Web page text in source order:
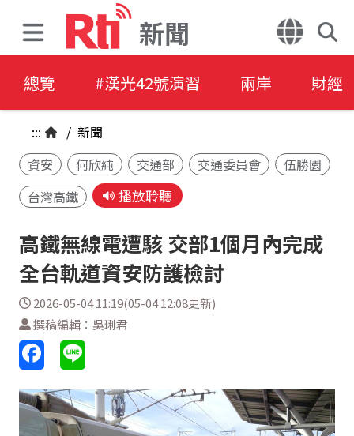
新聞
總覽 #漢光42號演習 兩岸 財經
::: / 新聞
資安
何欣純 交通部 交通委員會
伍勝園
台灣高鐵
播放聆聽
高鐵無線電遭駭 交部1個月內完成
全台軌道資安防護檢討
2026-05-04 11:19(05-04 12:08更新)
撰稿編輯：吳琍君